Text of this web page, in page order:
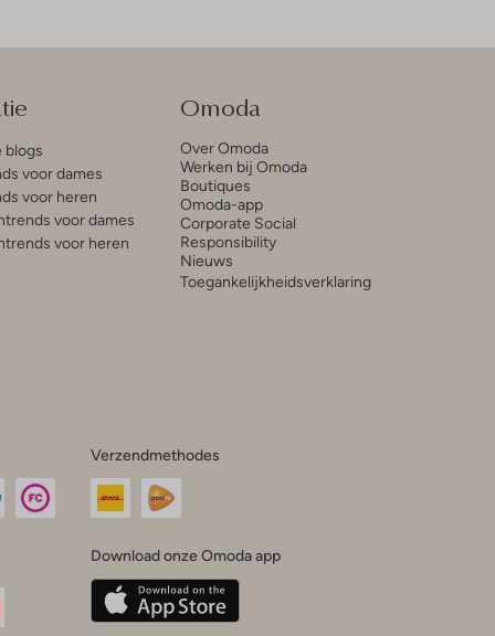
blogs
voor dames
voor heren
voor dames
voor heren
Omoda
Over Omoda
Werken bij Omoda
Boutiques
Omoda-app
Corporate Social
Responsibility
Nieuws
Toegankelijkheidsverklaring
Verzendmethodes
Download onze Omoda app